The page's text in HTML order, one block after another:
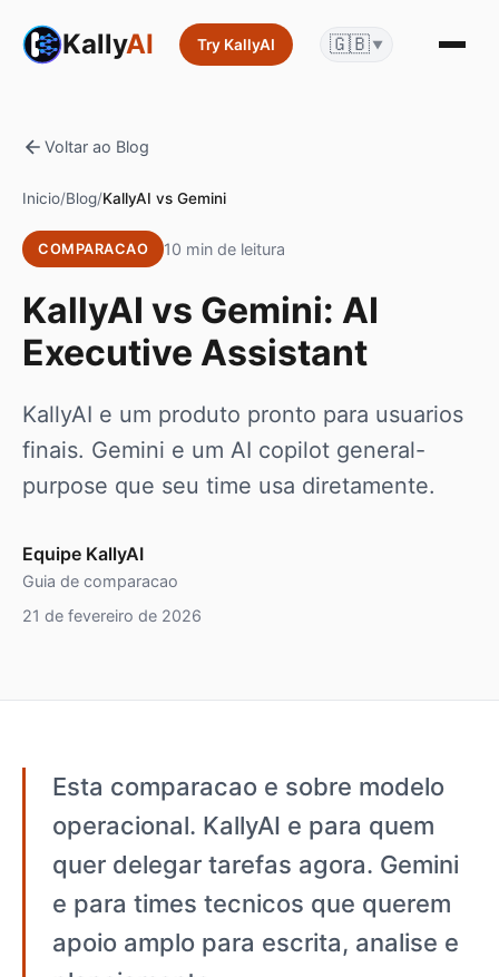
KallyAI Try KallyAI 🇬🇧 ▼
Voltar ao Blog
Inicio/Blog/KallyAI vs Gemini
COMPARACAO 10 min de leitura
KallyAI vs Gemini: AI
Executive Assistant
KallyAI e um produto pronto para usuarios
finais. Gemini e um AI copilot general-
purpose que seu time usa diretamente.
Equipe KallyAI
Guia de comparacao
21 de fevereiro de 2026
Esta comparacao e sobre modelo
operacional. KallyAI e para quem
quer delegar tarefas agora. Gemini
e para times tecnicos que querem
apoio amplo para escrita, analise e